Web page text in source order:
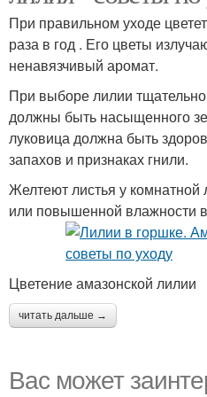
При правильном уходе
раза в год . Его цветы
ненавязчивый аромат.
При выборе лилии тщательно
должны быть насыщенного
луковица должна быть
запахов и признаках гнили.
Желтеют листья у
или повышенной влажности
Цветение амазонской лилии
читать дальше →
Вас может